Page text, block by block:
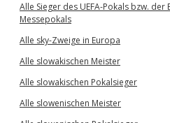
Alle Sieger des UEFA-Pokals bzw.
Messepokals
Alle sky-Zweige in Europa
Alle slowakischen Meister
Alle slowakischen Pokalsieger
Alle slowenischen Meister